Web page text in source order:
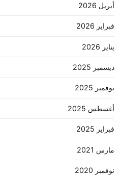
أبريل 2026
فبراير 2026
يناير 2026
ديسمبر 2025
نوفمبر 2025
أغسطس 2025
فبراير 2025
مارس 2021
نوفمبر 2020